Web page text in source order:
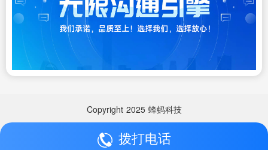
Copyright 2025 蜂蚂科技
拨打电话
Copyright 2025 蜂蚂科技